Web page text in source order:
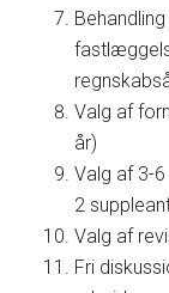
Valg af
år)
Valg af 3-
2
Valg af
Fri